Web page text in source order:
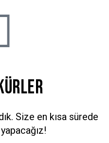
Size en kısa sürede